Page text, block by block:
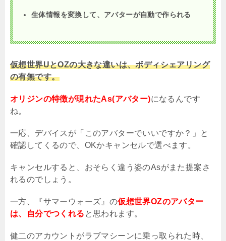
生体情報を変換して、アバターが自動で作られる
仮想世界UとOZの大きな違いは、ボディシェアリング
の有無です。
オリジンの特徴が現れたAs(アバター)になるんです
ね。
一応、デバイスが「このアバターでいいですか？」と
確認してくるので、 OKかキャンセルで選べます。
キャンセルすると、おそらく違う姿のAsがまた提案さ
れるのでしょう。
一方、『サマーウォーズ』の仮想世界OZのアバター
は、自分でつくれる と思われます。
健二のアカウントがラブマシーンに乗っ取られた時、